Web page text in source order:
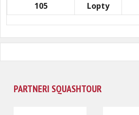
105
Lopty
PARTNERI SQUASHTOUR